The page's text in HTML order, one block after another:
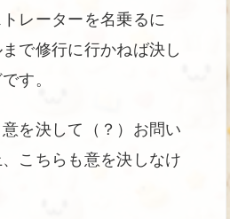
レーターを名乗るに
で修行に行かねば決し
す。
を決して（？）お問い
こちらも意を決しなけ